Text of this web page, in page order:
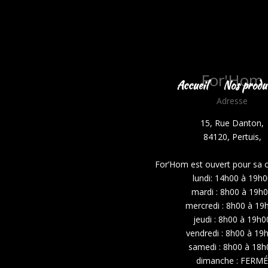
Accueil Nos
For'Hom
Adresse
15, Rue Danton,
84120, Pertuis,
For’Hom est ouvert pour sa
lundi: 14h00 à
mardi : 8h00 à
mercredi : 8h00 à
jeudi : 8h00 à
vendredi : 8h00 à
samedi : 8h00 à
dimanche : FERMÉ